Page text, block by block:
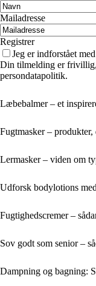
Mailadresse
Registrer
Jeg er indforstået
Din tilmelding er frivillig,
persondatapolitik.
Læbebalmer – et
Fugtmasker –
Lermasker – viden om
Udforsk bodylotions
Fugtighedscremer –
Sov godt som senior –
Dampning og bagning: